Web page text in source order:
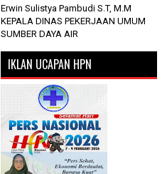
Erwin Sulistya Pambudi S.T, M.M
KEPALA DINAS PEKERJAAN UMUM
SUMBER DAYA AIR
IKLAN UCAPAN HPN